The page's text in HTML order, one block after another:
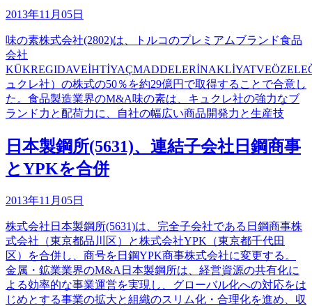
2013年11月05日
味の素株式会社(2802)は、トルコのプレミアムブランド食品
会社
ュクレ社）の株式の50％を約29億円で取得することで合意し
た。食品製造業界のM&A味の素は、キュクレ社の強力なブ
ランド力と配荷力に、自社の幅広い商品開発力と生産技
日本製鋼所(5631)、連結子会社日鋼商事
とYPKを合併
2013年11月05日
株式会社日本製鋼所(5631)は、完全子会社である日鋼商事株
式会社（東京都品川区）と株式会社YPK（東京都千代田
区）を合併し、商号を日鋼YPK商事株式会社に変更する。
金属・鉱業業界のM&A日本製鋼所は、経営資源の共有化に
よる効率的な事業運営を実現し、グローバル化への対応をは
じめとする事業の拡大と組織のスリム化・合理化を進め、収